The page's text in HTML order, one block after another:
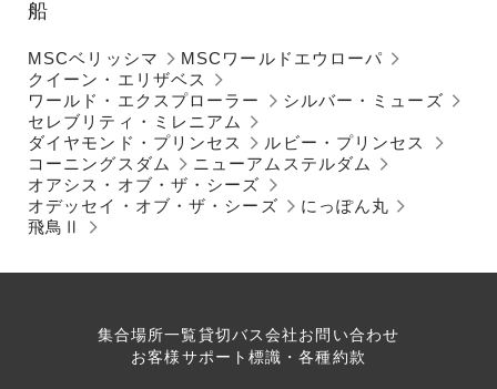
船
MSCベリッシマ
MSCワールドエウローパ
クイーン・エリザベス
ワールド・エクスプローラー
シルバー・ミューズ
セレブリティ・ミレニアム
ダイヤモンド・プリンセス
ルビー・プリンセス
コーニングスダム
ニューアムステルダム
オアシス・オブ・ザ・シーズ
オデッセイ・オブ・ザ・シーズ
にっぽん丸
飛鳥Ⅱ
集合場所一覧貸切バス会社お問い合わせ
お客様サポート 標識・各種約款